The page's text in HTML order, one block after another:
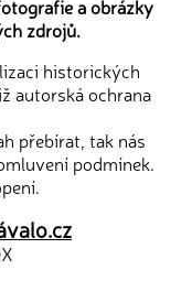
a obrázky
zdrojů.
historických
autorská ochrana
přebírat, tak nás
podmínek.